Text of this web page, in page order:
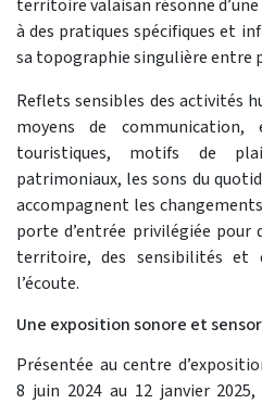
territoire valaisan résonne
à des pratiques spécifiques et
sa topographie singulière entre
Reflets sensibles des activités
moyens de
touristiques, motifs de
patrimoniaux, les sons du
accompagnent les
porte d’entrée privilégiée pour
territoire, des sensibilités et
l’écoute.
Une exposition sonore et
Présentée au centre
8 juin 2024 au 12 janvier 2025,